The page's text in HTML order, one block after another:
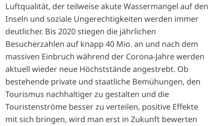
Luftqualität, der teilweise akute Wassermangel auf den
Inseln und soziale Ungerechtigkeiten werden immer
deutlicher. Bis 2020 stiegen die jährlichen
Besucherzahlen auf knapp 40 Mio. an und nach dem
massiven Einbruch während der Corona-Jahre werden
aktuell wieder neue Höchststände angestrebt. Ob
bestehende private und staatliche Bemühungen, den
Tourismus nachhaltiger zu gestalten und die
Touristenströme besser zu verteilen, positive Effekte
mit sich bringen, wird man erst in Zukunft bewerten